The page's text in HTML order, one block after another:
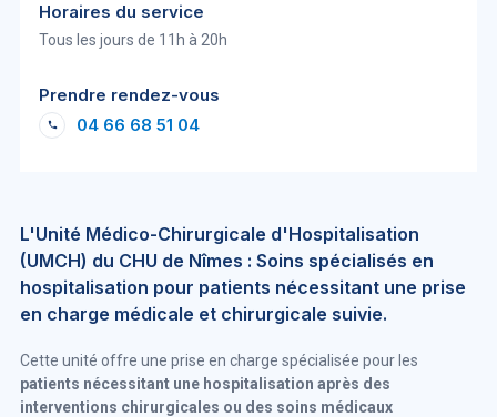
Horaires du service
Tous les jours de 11h à 20h
Prendre rendez-vous
04 66 68 51 04
L'Unité Médico-Chirurgicale d'Hospitalisation
(UMCH) du CHU de Nîmes : Soins spécialisés en
hospitalisation pour patients nécessitant une prise
en charge médicale et chirurgicale suivie.
Cette unité offre une prise en charge spécialisée pour les
patients nécessitant une hospitalisation après des
interventions chirurgicales ou des soins médicaux